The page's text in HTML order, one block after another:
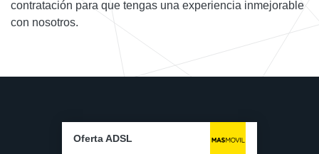
contratación para que tengas una experiencia inmejorable
con nosotros.
Oferta ADSL